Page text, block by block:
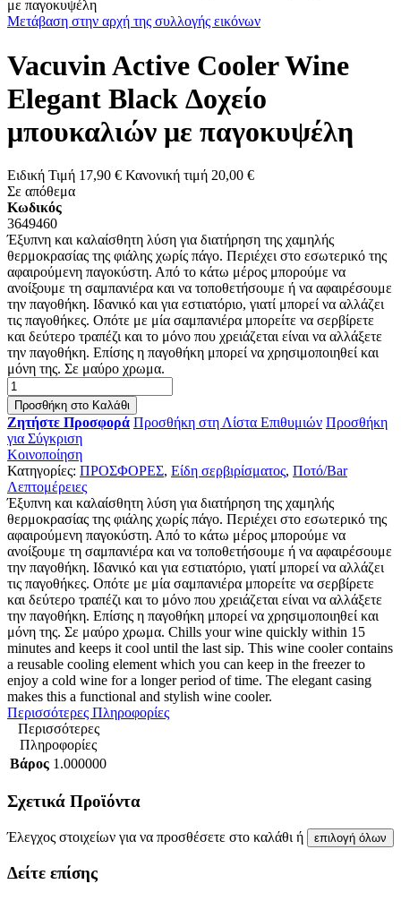
Μετάβαση στην αρχή της συλλογής εικόνων
Vacuvin Active Cooler Wine
Elegant Black Δοχείο
μπουκαλιών με παγοκυψέλη
Ειδική Τιμή 17,90 € Κανονική τιμή 20,00 €
Σε απόθεμα
Κωδικός
3649460
Έξυπνη και καλαίσθητη λύση για διατήρηση της χαμηλής
θερμοκρασίας της φιάλης χωρίς πάγο. Περιέχει στο εσωτερικό της
αφαιρούμενη παγοκύστη. Από το κάτω μέρος μπορούμε να
ανοίξουμε τη σαμπανιέρα και να τοποθετήσουμε ή να αφαιρέσουμε
την παγοθήκη. Ιδανικό και για εστιατόριο, γιατί μπορεί να αλλάζει
τις παγοθήκες. Οπότε με μία σαμπανιέρα μπορείτε να σερβίρετε
και δεύτερο τραπέζι και το μόνο που χρειάζεται είναι να αλλάξετε
την παγοθήκη. Επίσης η παγοθήκη μπορεί να χρησιμοποιηθεί και
μόνη της. Σε μαύρο χρωμα.
Προσθήκη στο Καλάθι
Ζητήστε Προσφορά Προσθήκη στη Λίστα Επιθυμιών Προσθήκη
για Σύγκριση
Κοινοποίηση
Κατηγορίες: ΠΡΟΣΦΟΡΕΣ, Είδη σερβιρίσματος, Ποτό/Bar
Λεπτομέρειες
Έξυπνη και καλαίσθητη λύση για διατήρηση της χαμηλής
θερμοκρασίας της φιάλης χωρίς πάγο. Περιέχει στο εσωτερικό της
αφαιρούμενη παγοκύστη. Από το κάτω μέρος μπορούμε να
ανοίξουμε τη σαμπανιέρα και να τοποθετήσουμε ή να αφαιρέσουμε
την παγοθήκη. Ιδανικό και για εστιατόριο, γιατί μπορεί να αλλάζει
τις παγοθήκες. Οπότε με μία σαμπανιέρα μπορείτε να σερβίρετε
και δεύτερο τραπέζι και το μόνο που χρειάζεται είναι να αλλάξετε
την παγοθήκη. Επίσης η παγοθήκη μπορεί να χρησιμοποιηθεί και
μόνη της. Σε μαύρο χρωμα. Chills your wine quickly within 15
minutes and keeps it cool until the last sip. This wine cooler contains
a reusable cooling element which you can keep in the freezer to
enjoy a cold wine for a longer period of time. The elegant casing
makes this a functional and stylish wine cooler.
Περισσότερες Πληροφορίες
Περισσότερες
Πληροφορίες
Βάρος 1.000000
Σχετικά Προϊόντα
Έλεγχος στοιχείων για να προσθέσετε στο καλάθι ή επιλογή όλων
Δείτε επίσης